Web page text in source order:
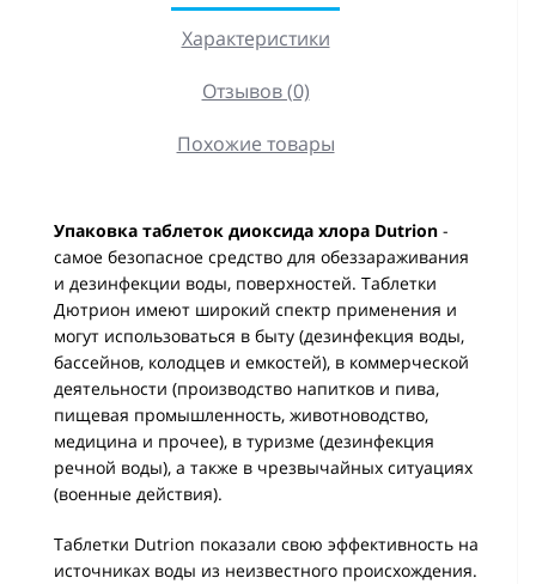
Характеристики
Отзывов (0)
Похожие товары
Упаковка таблеток диоксида хлора Dutrion -
самое безопасное средство для обеззараживания
и дезинфекции воды, поверхностей. Таблетки
Дютрион имеют широкий спектр применения и
могут использоваться в быту (дезинфекция воды,
бассейнов, колодцев и емкостей), в коммерческой
деятельности (производство напитков и пива,
пищевая промышленность, животноводство,
медицина и прочее), в туризме (дезинфекция
речной воды), а также в чрезвычайных ситуациях
(военные действия).
Таблетки Dutrion показали свою эффективность на
источниках воды из неизвестного происхождения.